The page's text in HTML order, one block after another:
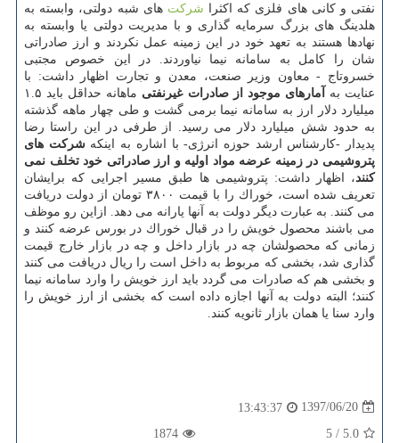
نفتی و كانی های فلزی كه اكثرا شركت های شبه دولتی، وابسته به
هلدینگ های بزرگ سرمایه گذاری و با مدیریت دولتی یا وابسته به
نهادها هستند به تعهد خود در این زمینه عمل نكردند و ارز صادراتی
شان را كامل به سامانه نیما نیاوردند. در این خصوص مجتبی
خسروتاج - معاون وزیر صنعت، معدن و تجارت اظهار داشت: با
عنایت به
آمارهای موجود از صادرات غیرنفتی
ماهانه حداقل باید ۱.۵
میلیارد دلار ارز به سامانه نیما برمی گشت و طی چهار ماهه گذشته
به حدود شش میلیارد دلار می رسید. از طرفی در این راستا رضا
پدیدار -كارشناس ارشد حوزه انرژی- با اشاره به اینكهشركت های
پتروشیمی در زمینه عرضه مواد اولیه و ارز صادراتی خود تخلف نمی
كنند، اظهار داشت: پتروشیمی ها طبق مسیر اجرایی كه برایشان
تعریف شده است، خوراك را با قیمت ۳۸۰۰ تومان از دولت دریافت
می كنند. به عبارت دیگر دولت به آنها یارانه می دهد. ازاین رو موظف
می باشند محصول خویش را در قبال خوراك در بورس عرضه كنند و
زمانی كه محصولشان چه در بازار داخل و چه در بازار خارج قیمت
گذاری شد، بخشی كه مربوط به داخل است را ریال دریافت می كنند
و بخشی هم كه صادرات می گردد باید ارز خویش را وارد سامانه نیما
كنند؛ البته دولت به آنها اجازه داده است كه بخشی از ارز خویش را
وارد سنا یا همان بازار ثانویه كنند.
1397/06/20
13:43:37
5.0
/
5
1874